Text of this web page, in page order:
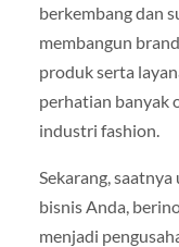
berkembang dan
membangun
produk serta
perhatian banyak
industri fashion.
Sekarang,
bisnis Anda,
menjadi